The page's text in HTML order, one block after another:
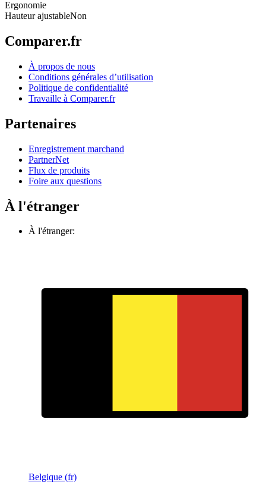
Ergonomie
Hauteur ajustableNon
Comparer.fr
À propos de nous
Conditions générales d’utilisation
Politique de confidentialité
Travaille à Comparer.fr
Partenaires
Enregistrement marchand
PartnerNet
Flux de produits
Foire aux questions
À l'étranger
À l'étranger:
Belgique (fr)